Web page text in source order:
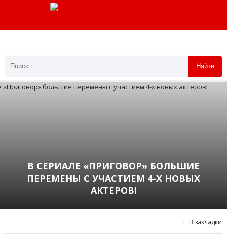
Найти
В СЕРИАЛЕ «ПРИГОВОР» БОЛЬШИЕ
ПЕРЕМЕНЫ С УЧАСТИЕМ 4-Х НОВЫХ
АКТЕРОВ!
В закладки